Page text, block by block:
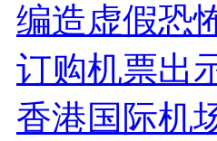
编造虚假恐
订购机票出
香港国际机